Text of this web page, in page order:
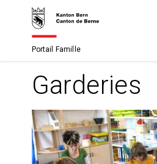
Portail Famille
Garderies